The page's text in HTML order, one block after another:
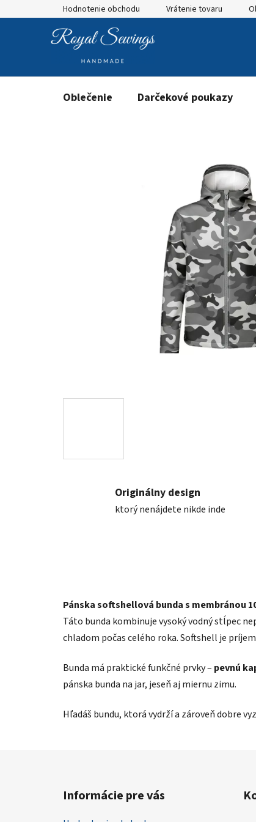
na
Hodnotenie obchodu Vrátenie tovaru
Oblečenie Darčekové poukazy
Originálny design
ktorý nenájdete nikde inde
Pánska softshellová bunda s membránou
Táto bunda kombinuje vysoký vodný stĺpec
chladom počas celého roka. Softshell je
Bunda má praktické funkčné prvky – pevnú
pánska bunda na jar, jeseň aj miernu zimu.
Hľadáš bundu, ktorá vydrží a zároveň dobre
Informácie pre vás